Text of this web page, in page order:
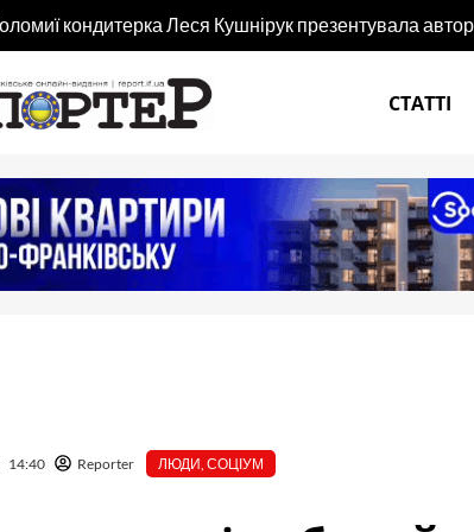
кондитерка Леся Кушнірук презентувала
СТАТТІ
14:40 Reporter ЛЮДИ СОЦІУМ